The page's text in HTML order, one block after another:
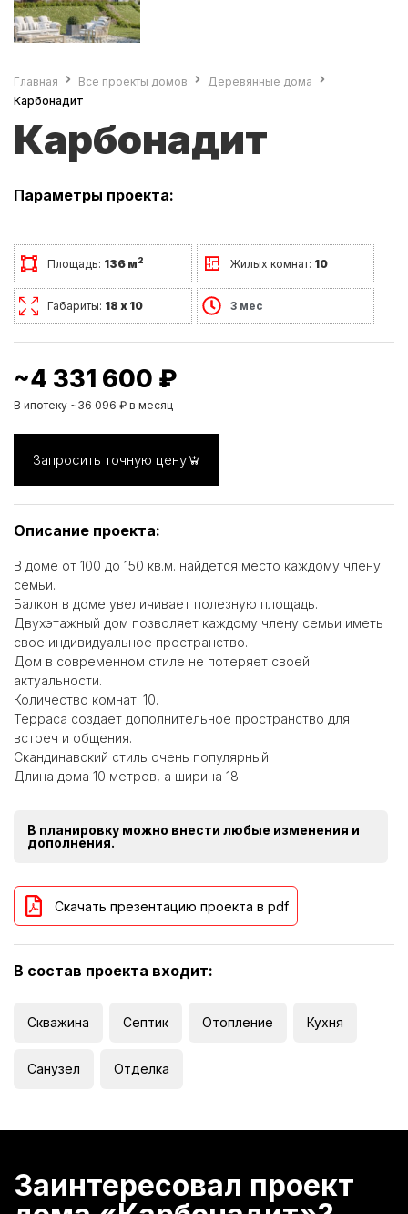
Главная Все проекты домов
Деревянные дома
Карбонадит
Карбонадит
Параметры проекта:
Площадь: 136 м2 Жилых комнат: 10
Габариты: 18 х 10 3 мес
~4 331 600 ₽
В ипотеку ~36 096 ₽ в месяц
Запросить точную цену
Описание проекта:
В доме от 100 до 150 кв.м. найдётся место каждому члену
семьи.
Балкон в доме увеличивает полезную площадь.
Двухэтажный дом позволяет каждому члену семьи иметь
свое индивидуальное пространство.
Дом в современном стиле не потеряет своей
актуальности.
Количество комнат: 10.
Терраса создает дополнительное пространство для
встреч и общения.
Скандинавский стиль очень популярный.
Длина дома 10 метров, а ширина 18.
В планировку можно внести любые изменения и
дополнения.
Скачать презентацию проекта в pdf
В состав проекта входит:
Скважина Септик Отопление Кухня
Санузел Отделка
Заинтересовал проект